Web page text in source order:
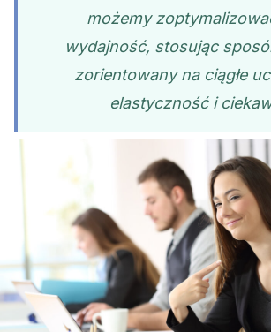
możemy
wydajność, stosując
zorientowany na ciągłe
elastyczność i